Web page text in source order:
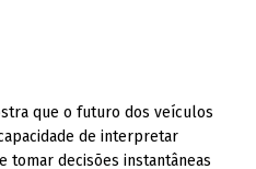
que o futuro dos veículos
de interpretar
tomar decisões instantâneas